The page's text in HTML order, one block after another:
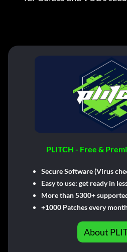
PLITCH - Free &
Secure Software (Virus
Easy to use: get ready in
More than 5300+
+1000 Patches every
About